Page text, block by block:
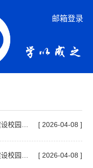
邮箱登录
[ 2026-04-08 ]
[ 2026-04-08 ]